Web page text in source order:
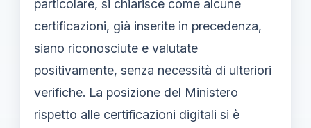
particolare, si chiarisce come alcune
certificazioni, già inserite in precedenza,
siano riconosciute e valutate
positivamente, senza necessità di ulteriori
verifiche. La posizione del Ministero
rispetto alle certificazioni digitali si è